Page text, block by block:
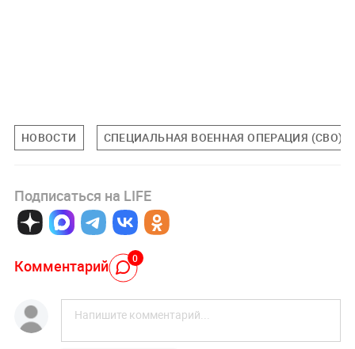
НОВОСТИ СПЕЦИАЛЬНАЯ ВОЕННАЯ ОПЕРАЦИЯ (СВО)
Подписаться на LIFE
Комментарий 0